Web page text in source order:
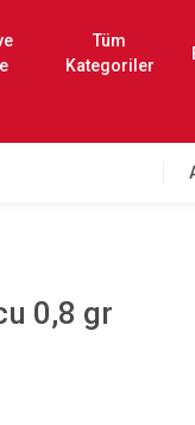
Tüm
Kategoriler
0,8 gr